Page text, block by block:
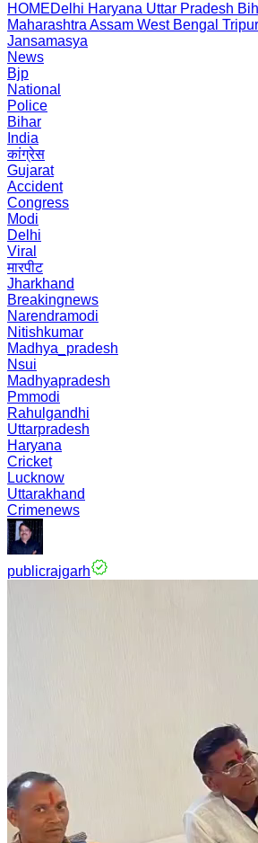
HOMEDelhi Haryana Uttar Pradesh
Maharashtra Assam West Bengal
Jansamasya
News
Bjp
National
Police
Bihar
India
कांग्रेस
Gujarat
Accident
Congress
Modi
Delhi
Viral
मारपीट
Jharkhand
Breakingnews
Narendramodi
Nitishkumar
Madhya_pradesh
Nsui
Madhyapradesh
Pmmodi
Rahulgandhi
Uttarpradesh
Haryana
Cricket
Lucknow
Uttarakhand
Crimenews
publicrajgarh